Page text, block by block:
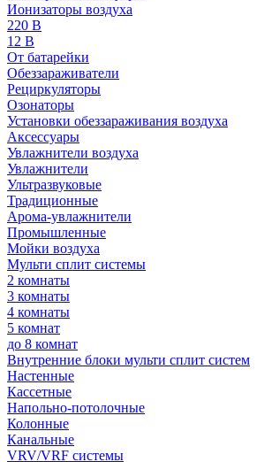
Ионизаторы воздуха
220 В
12 В
От батарейки
Обеззараживатели
Рециркуляторы
Озонаторы
Установки обеззараживания воздуха
Аксессуары
Увлажнители воздуха
Увлажнители
Ультразвуковые
Традиционные
Арома-увлажнители
Промышленные
Мойки воздуха
Мульти сплит системы
2 комнаты
3 комнаты
4 комнаты
5 комнат
до 8 комнат
Внутренние блоки мульти сплит систем
Настенные
Кассетные
Напольно-потолочные
Колонные
Канальные
VRV/VRF системы